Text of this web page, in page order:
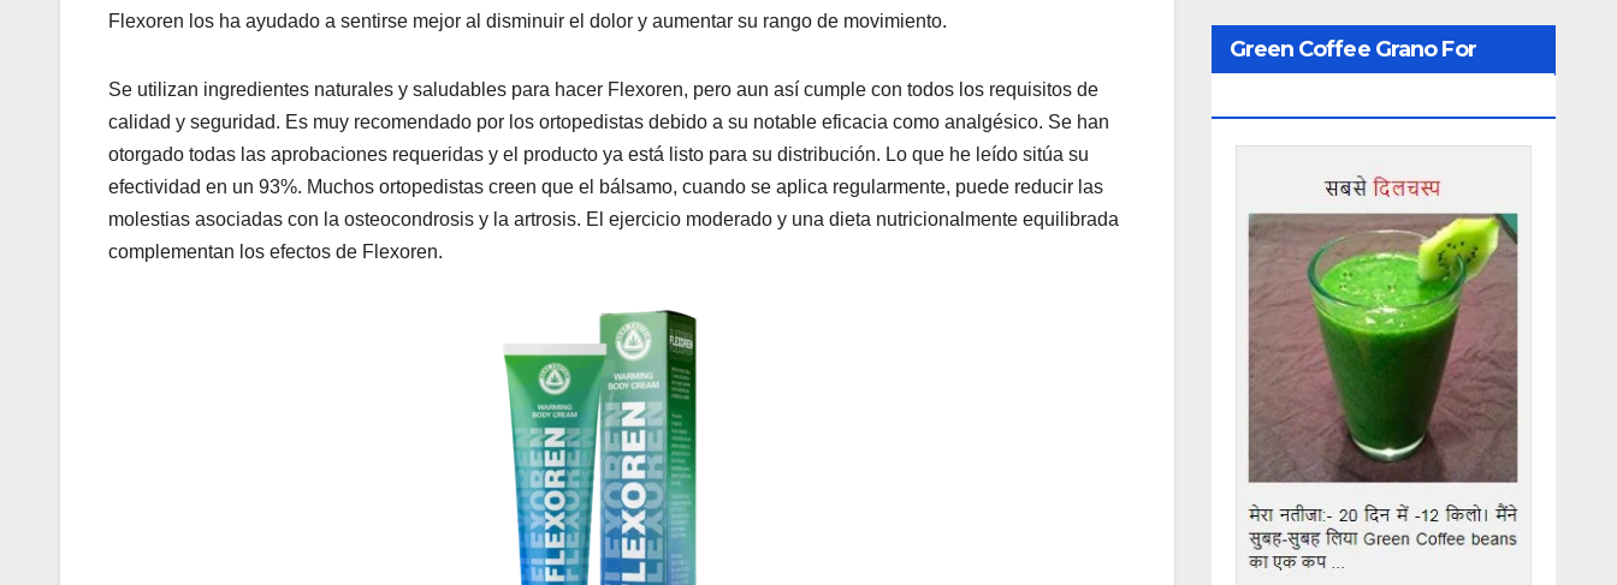
Flexoren los ha ayudado a sentirse mejor al disminuir el dolor y aumentar su rango de movimiento.
Se utilizan ingredientes naturales y saludables para hacer Flexoren, pero aun así cumple con todos los requisitos de
calidad y seguridad. Es muy recomendado por los ortopedistas debido a su notable eficacia como analgésico. Se han
otorgado todas las aprobaciones requeridas y el producto ya está listo para su distribución. Lo que he leído sitúa su
efectividad en un 93%. Muchos ortopedistas creen que el bálsamo, cuando se aplica regularmente, puede reducir las
molestias asociadas con la osteocondrosis y la artrosis. El ejercicio moderado y una dieta nutricionalmente equilibrada
complementan los efectos de Flexoren.
Green Coffee Grano For